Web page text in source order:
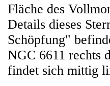
Fläche des
Details dieses
Schöpfung"
NGC 6611 rechts
findet sich mittig